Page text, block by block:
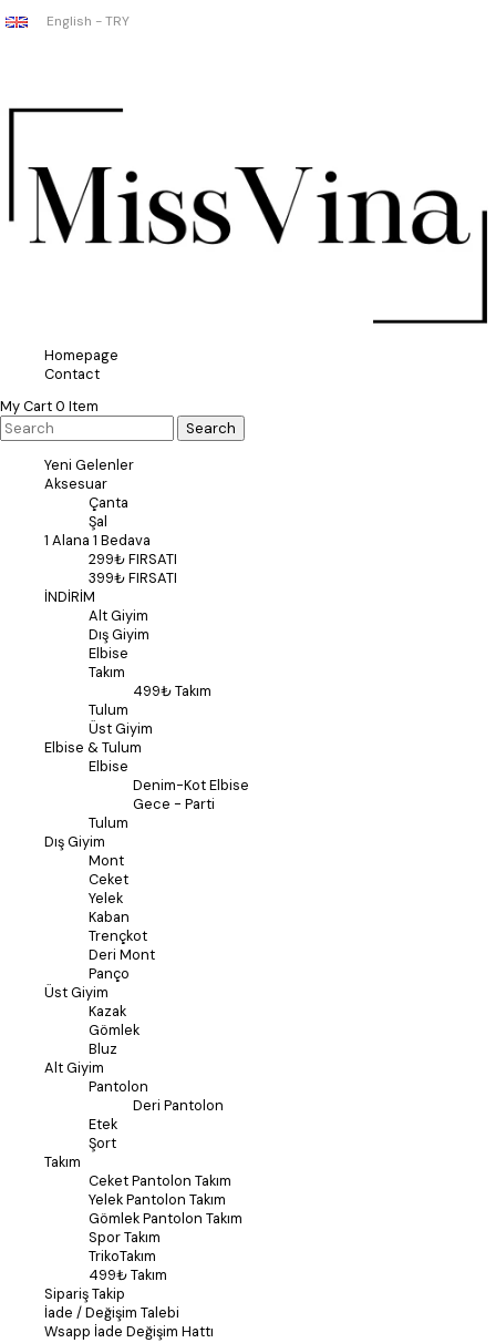
English - TRY
Homepage
Contact
My Cart0 Item
Yeni Gelenler
Aksesuar
Çanta
Şal
1 Alana 1 Bedava
299₺ FIRSATI
399₺ FIRSATI
İNDİRİM
Alt Giyim
Dış Giyim
Elbise
Takım
499₺ Takım
Tulum
Üst Giyim
Elbise & Tulum
Elbise
Denim-Kot Elbise
Gece - Parti
Tulum
Dış Giyim
Mont
Ceket
Yelek
Kaban
Trençkot
Deri Mont
Panço
Üst Giyim
Kazak
Gömlek
Bluz
Alt Giyim
Pantolon
Deri Pantolon
Etek
Şort
Takım
Ceket Pantolon Takım
Yelek Pantolon Takım
Gömlek Pantolon Takım
Spor Takım
TrikoTakım
499₺ Takım
Sipariş Takip
İade / Değişim Talebi
Wsapp İade Değişim Hattı